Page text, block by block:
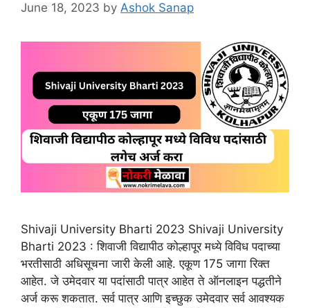
June 18, 2023 by Ashok Sanap
Shivaji University Bharti 2023 Shivaji University
Bharti 2023 : शिवाजी विद्यापीठ कोल्हापूर मध्ये विविध पदाच्या
भरतीसाठी अधिसूचना जारी केली आहे. एकूण 175 जागा रिक्त
आहेत. जे उमेदवार या पदांसाठी पात्र आहेत ते ऑनलाइन पद्धतीने
अर्ज करू शकतात. सर्व पात्र आणि इच्छुक उमेदवार सर्व आवश्यक